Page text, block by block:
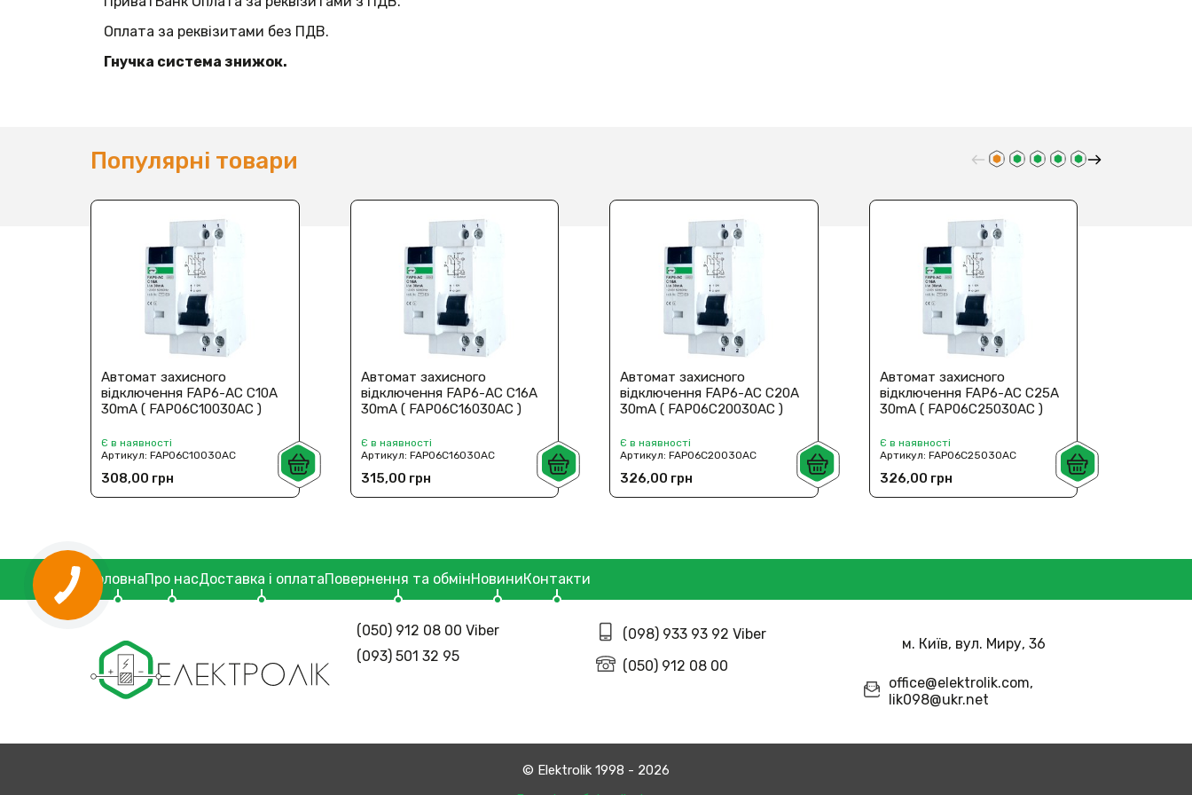
Оплата за реквізитами без ПДВ.
Гнучка система знижок.
Популярні товари
Автомат захисного
відключення FAP6-AC С10А
30mA ( FAP06C10030AC )
Є в наявності
Артикул:FAP06C10030AC
308,00 грн
Автомат захисного
відключення FAP6-AC С16А
30mА ( FAP06C16030AC )
Є в наявності
Артикул: FAP06C16030AC
315,00 грн
Автомат захисного
відключення FAP6-AC С20А
30mА ( FAP06C20030AC )
Є в наявності
Артикул:FAP06C20030AC
326,00 грн
Автомат захисного
відключення FAP6-AC С25А
30mА ( FAP06C25030AC )
Є в наявності
Артикул: FAP06C25030AC
326,00 грн
ГоловнаПро насДоставка і оплатаПовернення та обмінНовиниКонтакти
(050) 912 08 00 Viber
(093) 501 32 95
(098) 933 93 92 Viber
(050) 912 08 00
м. Київ, вул. Миру, 36
office@elektrolik.com,
lik098@ukr.net
© Еlektrolik 1998 - 2026